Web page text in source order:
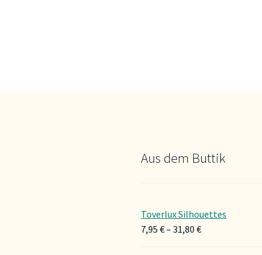
Aus dem Buttik
Toverlux Silhouettes
7,95€–31,80€Preisspanne: